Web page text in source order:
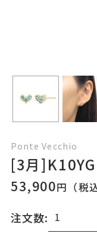
Ponte Vecchio
[3月
53,900円（税
注文数: